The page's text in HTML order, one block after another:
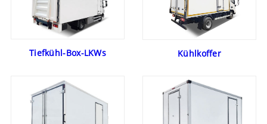
Tiefkühl-Box-LKWs Kühlkoffer